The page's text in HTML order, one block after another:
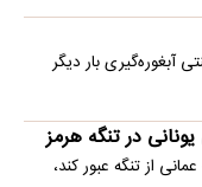
آبغوره‌گیری بار دیگر
در تنگه هرمز
از تنگه عبور کند،